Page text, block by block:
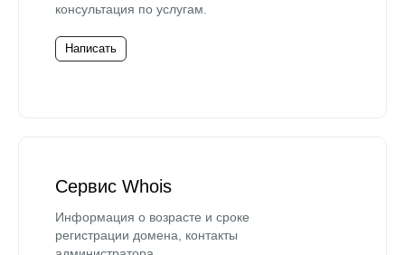
консультация по услугам.
Написать
Сервис Whois
Информация о возрасте и сроке
регистрации домена, контакты